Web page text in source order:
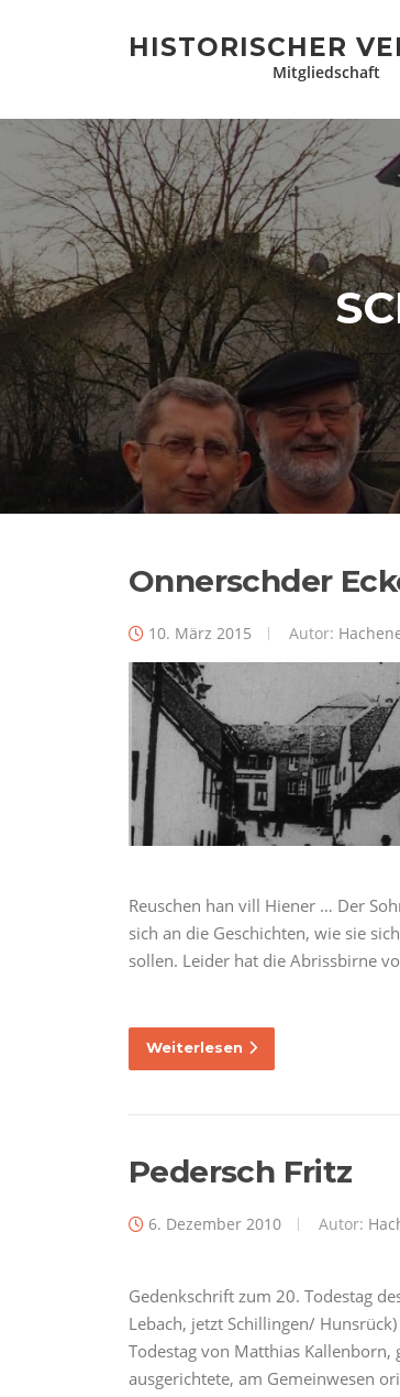
HISTORISCHER
Mitgliedschaft
Onnerschder
10. März 2015 Autor:
Reuschen han vill Hiener … Der
sich an die Geschichten, wie sie
sollen. Leider hat die Abrissbirne
Weiterlesen
Pedersch Fritz
6. Dezember 2010 Autor:
Gedenkschrift zum 20. Todestag
Lebach, jetzt Schillingen/
Todestag von Matthias Kallenborn,
ausgerichtete, am Gemeinwesen